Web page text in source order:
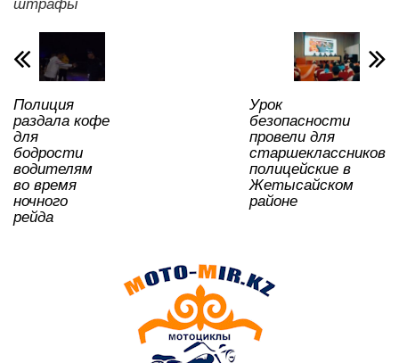
p
p
o
o
k
и
ть
штрафы
Полиция
раздала кофе
для
бодрости
водителям
во время
ночного
рейда
Урок
безопасности
провели для
старшеклассников
полицейские в
Жетысайском
районе